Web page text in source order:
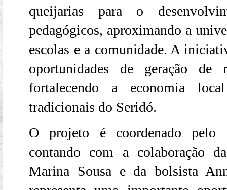
queijarias para o
pedagógicos, aproximando a
escolas e a comunidade. A
oportunidades de geração
fortalecendo a economia
tradicionais do Seridó.
O projeto é coordenado pelo
contando com a colaboração
Marina Sousa e da bolsista